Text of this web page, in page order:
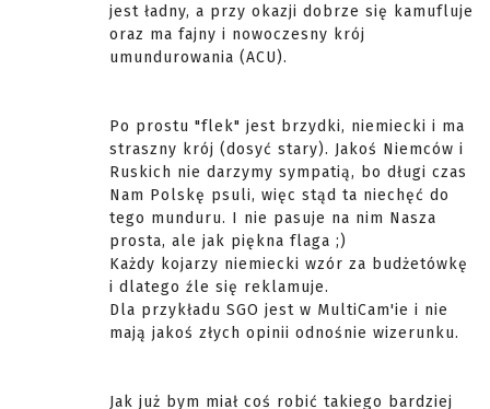
jest ładny, a przy okazji dobrze się kamufluje
oraz ma fajny i nowoczesny krój
umundurowania (ACU).
Po prostu "flek" jest brzydki, niemiecki i ma
straszny krój (dosyć stary). Jakoś Niemców i
Ruskich nie darzymy sympatią, bo długi czas
Nam Polskę psuli, więc stąd ta niechęć do
tego munduru. I nie pasuje na nim Nasza
prosta, ale jak piękna flaga ;)
Każdy kojarzy niemiecki wzór za budżetówkę
i dlatego źle się reklamuje.
Dla przykładu SGO jest w MultiCam'ie i nie
mają jakoś złych opinii odnośnie wizerunku.
Jak już bym miał coś robić takiego bardziej